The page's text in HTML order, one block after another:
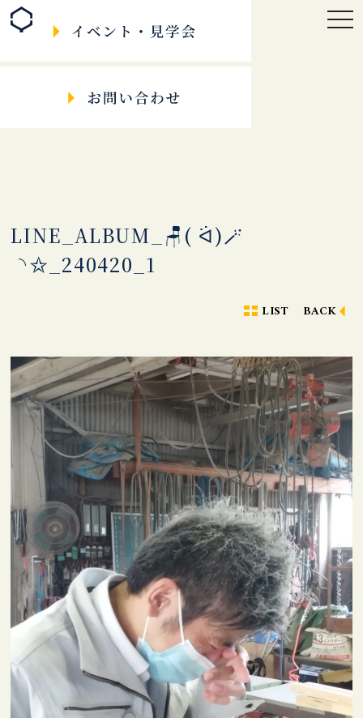
LINE_ALBUM_🪑( ᐛ)🪄︎︎
◝✩_240420_1
LIST BACK